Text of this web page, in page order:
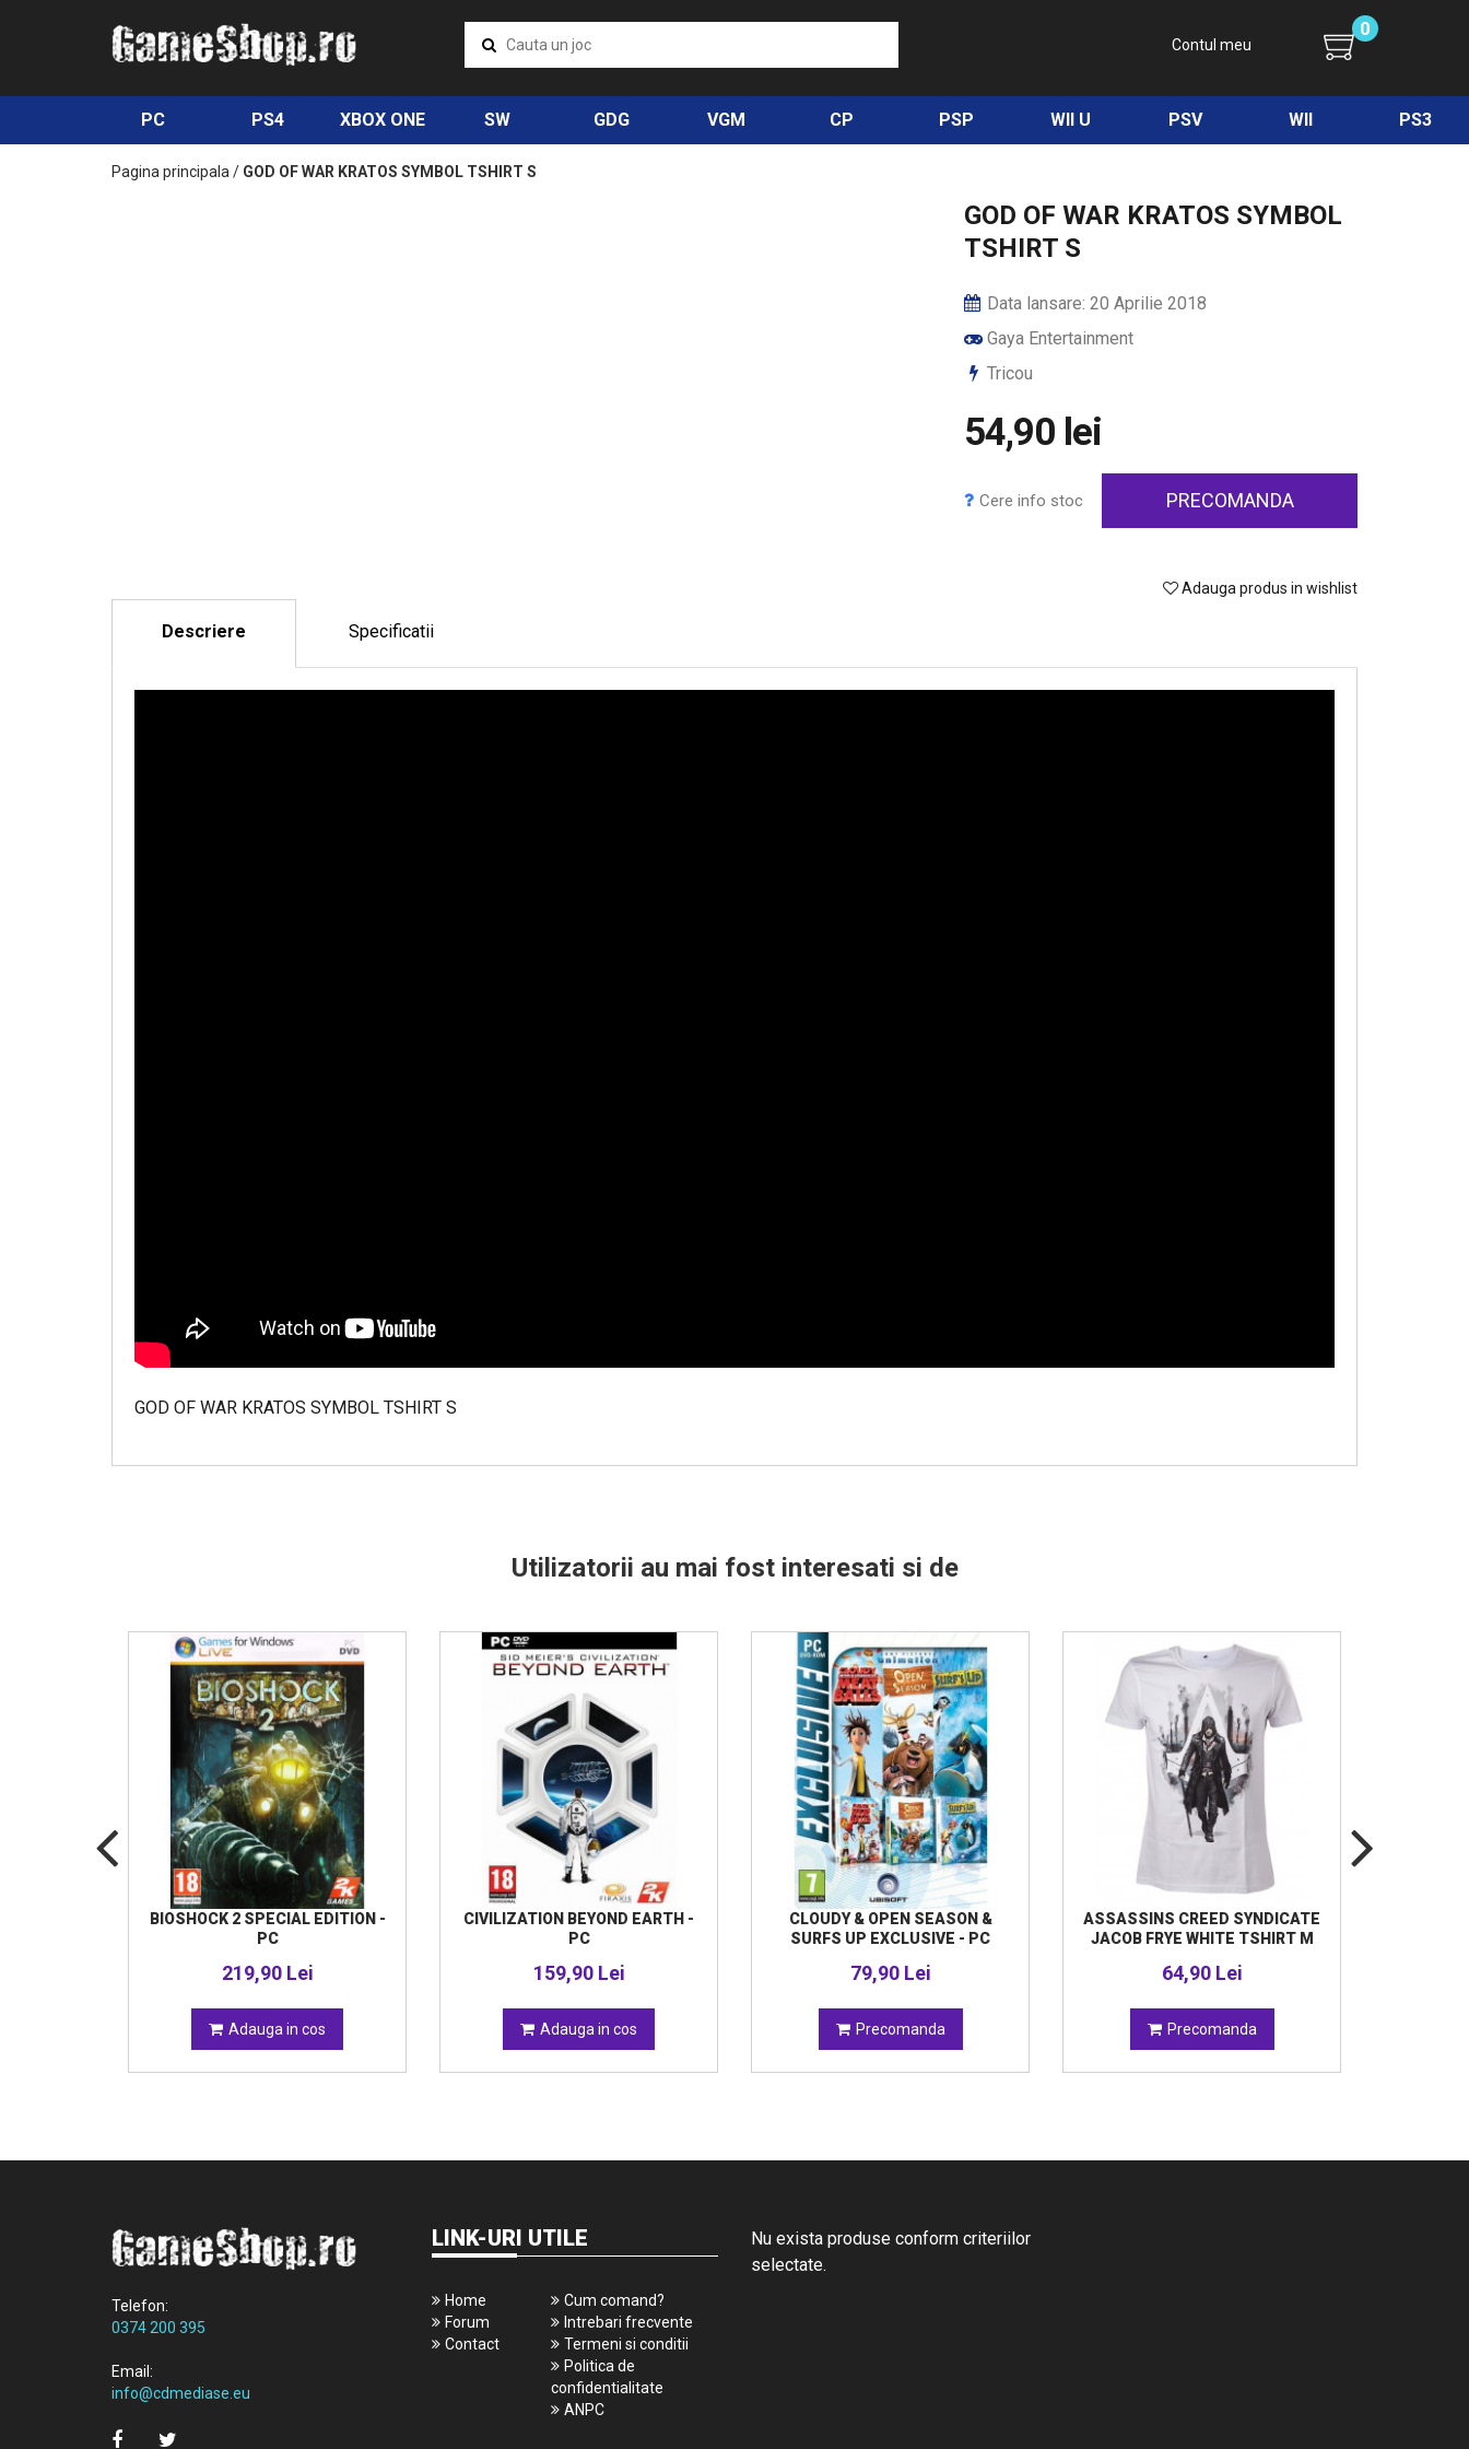
Contul meu
0
PC PS4 XBOX ONE SW GDG VGM CP PSP WII U PSV WII PS3
Pagina principala / GOD OF WAR KRATOS SYMBOL TSHIRT S
GOD OF WAR KRATOS SYMBOL
TSHIRT S
Data lansare: 20 Aprilie 2018
Gaya Entertainment
Tricou
54,90 lei
Cere info stoc PRECOMANDA
Adauga produs in wishlist
Descriere Specificatii
GOD OF WAR KRATOS SYMBOL TSHIRT S
Utilizatorii au mai fost interesati si de
BIOSHOCK 2 SPECIAL EDITION -
PC
219,90 Lei
Adauga in cos
CIVILIZATION BEYOND EARTH -
PC
159,90 Lei
Adauga in cos
CLOUDY & OPEN SEASON &
SURFS UP EXCLUSIVE - PC
79,90 Lei
Precomanda
ASSASSINS CREED SYNDICATE
JACOB FRYE WHITE TSHIRT M
64,90 Lei
Precomanda
Telefon:
0374 200 395
Email:
info@cdmediase.eu
LINK-URI UTILE
Home
Forum
Contact
Cum comand?
Intrebari frecvente
Termeni si conditii
Politica de
confidentialitate
ANPC
Nu exista produse conform criteriilor
selectate.